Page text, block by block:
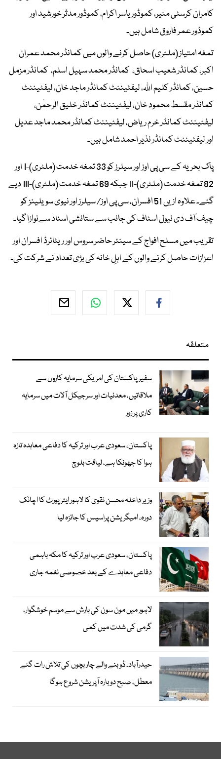
کامران کرسٹی منیر، کموڈور یاسر اکرام، کموڈور مدثر خورشید اور
کموڈور عمر فاروق شامل ہیں۔
تمغہ امتیاز (ملٹری) حاصل کرنے والوں میں کمانڈر محمد عمران
اکبر، کمانڈر شعیب اسحاق، کمانڈر محمد سہیل اسلم، کمانڈر مزمل
حسین، کمانڈر کلیم اللہ، لیفٹیننٹ کمانڈر ماجد خان، لیفٹیننٹ
کمانڈر مقسط محمود خان، لیفٹیننٹ کمانڈر خلیق الرحمٰن،
لیفٹیننٹ کمانڈر خرم ریاض، لیفٹیننٹ کمانڈر محمد ماجد عدیل
اور لیفٹیننٹ کمانڈر نذیر احمد شامل ہیں۔
پاک بحریہ کے سی پی اوز اور سیلرز کو 33 تمغہ خدمت (ملٹری)-I اور
82 تمغہ خدمت (ملٹری)-II جبکہ 69 تمغہ خدمت (ملٹری)-III دیے
گئے۔ علاوہ ازیں 51 افسران، سی پی اوز/ سیلرز اور نیوی سویلینز کو
چیف آف دی نیول اسٹاف کی جانب سے ستائشی اسناد سےنوازا گیا۔
تقریب میں مسلح افواج کے سینئر حاضر سروس اور ریٹائرڈ افسران اور
اعزازات حاصل کرنے والوں کے اہلِ خانہ کی بڑی تعداد نے شرکت کی۔
متعلقہ
سفیر پاکستان کی امریکی سرمایہ کاروں سے
ملاقاتیں، معدنیات اور سرجیکل آلات میں سرمایہ
کاری پر زور
پاکستان، سعودی عرب اور ترکیہ کا دفاعی معاہدہ تازہ
ہوا کا جھونکا ہے، لیاقت بلوچ
وزیر داخلہ محسن نقوی کا لاہور ایئر پورٹ کا اچانک
دورہ، امیگریشن پراسیس کا جائزہ لیا
پاکستان، سعودی عرب اور ترکیہ کا مکہ باہمی
دفاعی معاہدے کے بعد خصوصی نغمہ جاری
لاہور میں مون سون کی بارش سے موسم خوشگوار،
گرمی کی شدت میں کمی
حیدرآباد، ڈوبنے والے چار بچوں کی تلاش رات گئے
معطل، صبح دوبارہ آپریشن شروع ہوگا